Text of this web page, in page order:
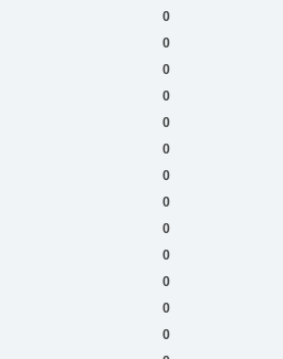
0
0
0
0
0
0
0
0
0
0
0
0
0